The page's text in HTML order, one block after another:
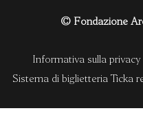
© Fondazione
Informativa sulla privacy
Sistema di biglietteria Ticka